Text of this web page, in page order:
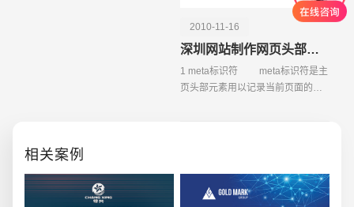
2010-11-16
深圳网站制作网页头部信息SEO优化
1 meta标识符 meta标识符是主
页头部元素用以记录当前页面的一
相关案例
创意品牌型网站 标准企业官网建设 · 外贸网